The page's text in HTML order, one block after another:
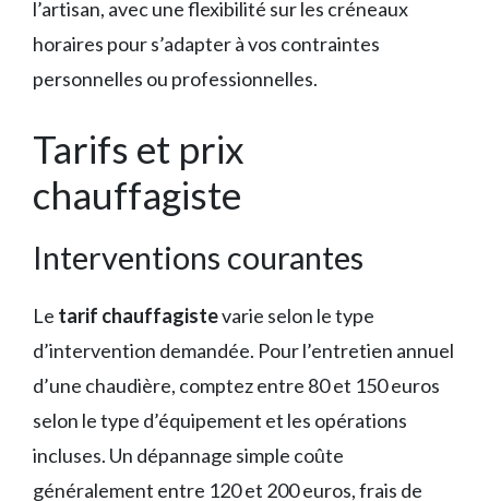
l’artisan, avec une flexibilité sur les créneaux
horaires pour s’adapter à vos contraintes
personnelles ou professionnelles.
Tarifs et prix
chauffagiste
Interventions courantes
Le tarif chauffagistevarie selon le type
d’intervention demandée. Pour l’entretien annuel
d’une chaudière, comptez entre 80 et 150 euros
selon le type d’équipement et les opérations
incluses. Un dépannage simple coûte
généralement entre 120 et 200 euros, frais de